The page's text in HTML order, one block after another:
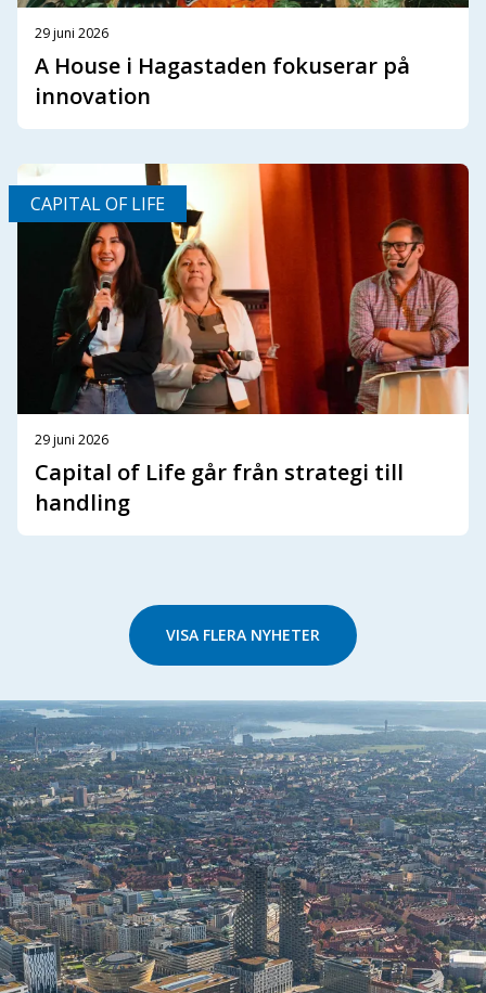
29 juni 2026
A House i Hagastaden fokuserar på
innovation
CAPITAL OF LIFE
29 juni 2026
Capital of Life går från strategi till
handling
VISA FLERA NYHETER